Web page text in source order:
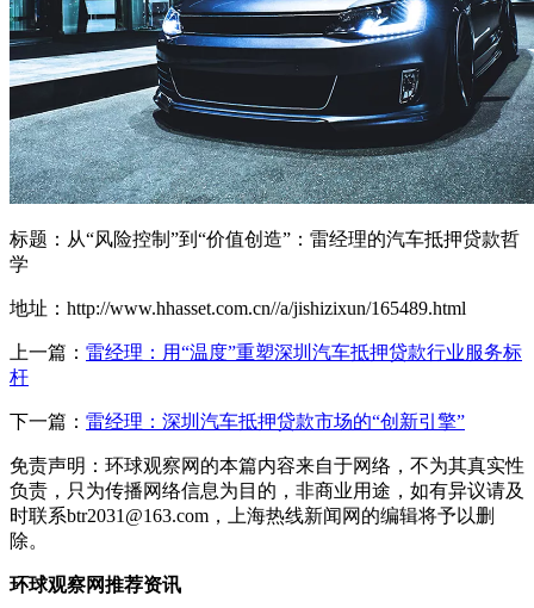
标题：从“风险控制”到“价值创造”：雷经理的汽车抵押贷款哲
学
地址：http://www.hhasset.com.cn//a/jishizixun/165489.html
上一篇： 雷经理：用“温度”重塑深圳汽车抵押贷款行业服务标
杆
下一篇： 雷经理：深圳汽车抵押贷款市场的“创新引擎”
免责声明：环球观察网的本篇内容来自于网络，不为其真实性
负责，只为传播网络信息为目的，非商业用途，如有异议请及
时联系btr2031@163.com，上海热线新闻网的编辑将予以删
除。
环球观察网推荐资讯